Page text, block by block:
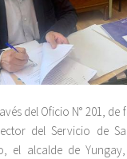
del Oficio N° 201, de
del Servicio de
el alcalde de